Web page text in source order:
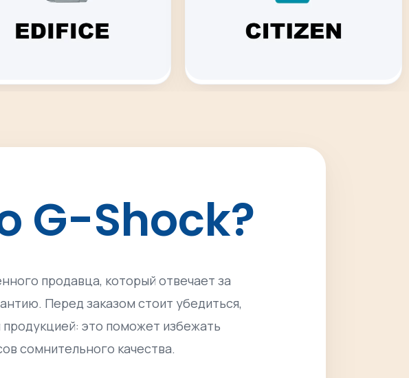
G-Shock?
продавца, который отвечает за
Перед заказом стоит убедиться,
это поможет избежать
сомнительного качества.